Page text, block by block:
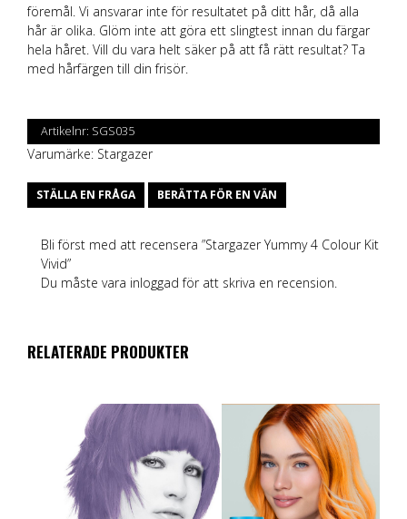
föremål. Vi ansvarar inte för resultatet på ditt hår, då alla
hår är olika. Glöm inte att göra ett slingtest innan du färgar
hela håret. Vill du vara helt säker på att få rätt resultat? Ta
med hårfärgen till din frisör.
Artikelnr: SGS035
Varumärke: Stargazer
STÄLLA EN FRÅGA BERÄTTA FÖR EN VÄN
Bli först med att recensera ”Stargazer Yummy 4 Colour Kit
Vivid”
Du måste vara inloggad för att skriva en recension.
RELATERADE PRODUKTER